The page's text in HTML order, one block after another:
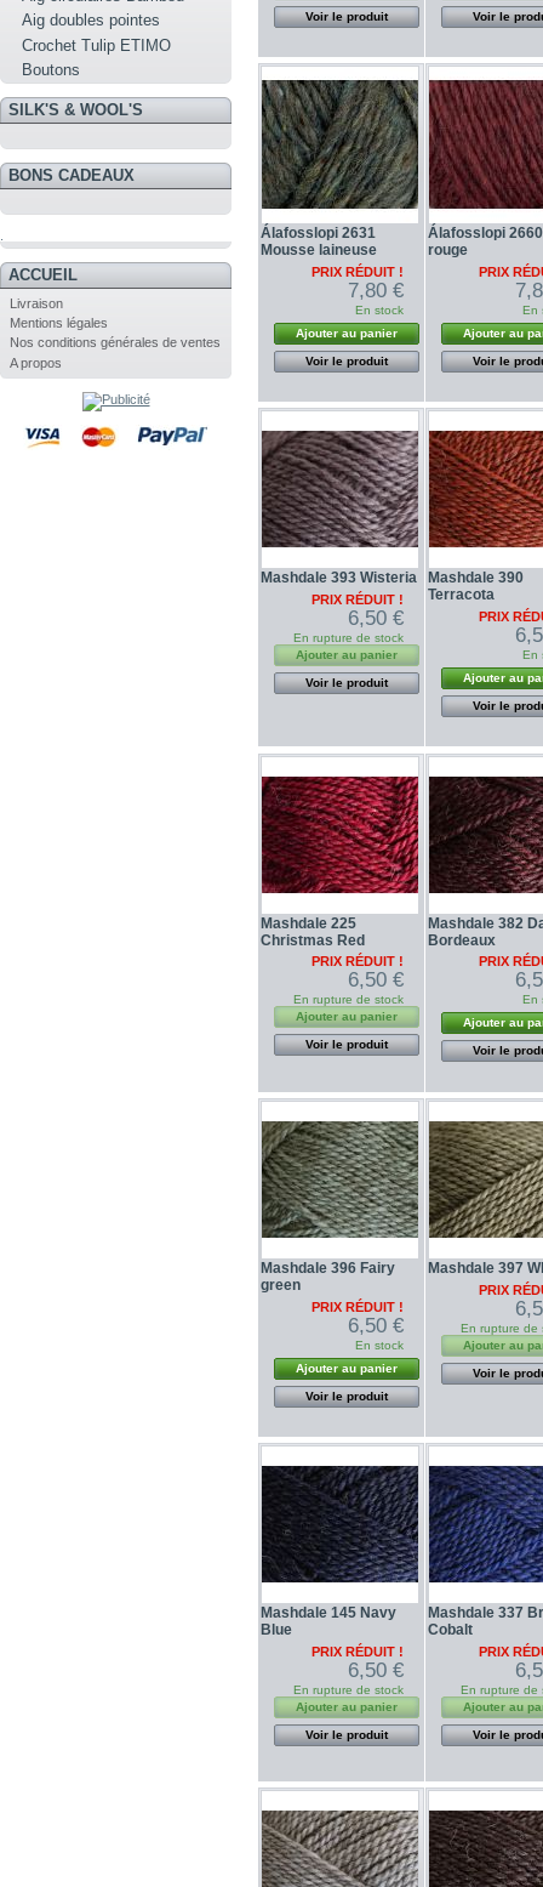
Aig doubles pointes
Crochet Tulip ETIMO
Boutons
SILK'S & WOOL'S
BONS CADEAUX
ACCUEIL
Livraison
Mentions légales
Nos conditions générales de ventes
A propos
Voir le produit Voir le
Álafosslopi 2631
Mousse laineuse
PRIX RÉDUIT !
7,80 €
En stock
Ajouter au panier
Voir le produit
Álafosslopi
rouge
PRIX
En
Ajouter au
Voir le
Mashdale 393 Wisteria
PRIX RÉDUIT !
6,50 €
En rupture de stock
Ajouter au panier
Voir le produit
Mashdale 390
Terracota
PRIX
En
Ajouter au
Voir le
Mashdale 225
Christmas Red
PRIX RÉDUIT !
6,50 €
En rupture de stock
Ajouter au panier
Voir le produit
Mashdale 382
Bordeaux
PRIX
En
Ajouter au
Voir le
Mashdale 396 Fairy
green
PRIX RÉDUIT !
6,50 €
En stock
Ajouter au panier
Voir le produit
Mashdale 397
PRIX
En rupture de
Ajouter au
Voir le
Mashdale 145 Navy
Blue
PRIX RÉDUIT !
6,50 €
En rupture de stock
Ajouter au panier
Voir le produit
Mashdale 337
Cobalt
PRIX
En rupture de
Ajouter au
Voir le